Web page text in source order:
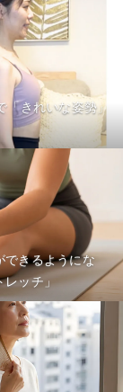
「きれいな姿勢」
できるようにな
ッチ」